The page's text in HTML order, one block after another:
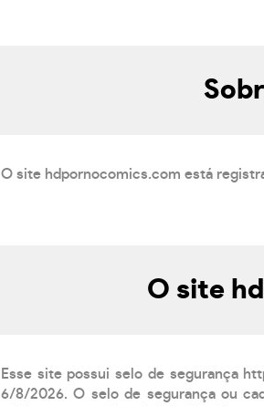
O site hdpornocomics.com está
O site
Esse site possui selo de segurança
6/8/2026. O selo de segurança ou